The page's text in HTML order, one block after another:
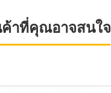
าที่คุณอาจสนใจ